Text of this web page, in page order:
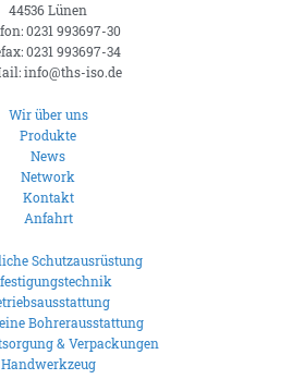
44536 Lünen
0231 993697-30
0231 993697-34
info@ths-iso.de
Wir über uns
Produkte
News
Network
Kontakt
Anfahrt
Schutzausrüstung
Bohrerausstattung
& Verpackungen
Handwerkzeug